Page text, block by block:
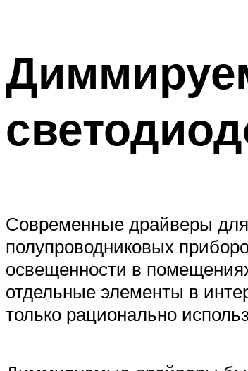
Современные драйверы для
полупроводниковых
освещенности в
отдельные элементы в
только рационально